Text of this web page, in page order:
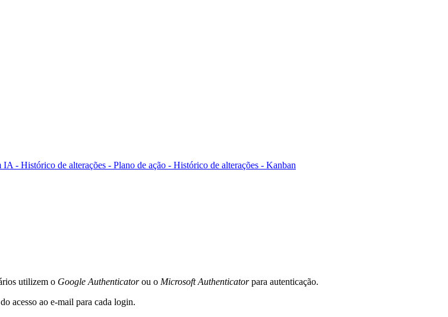
IA - Histórico de alterações - Plano de ação - Histórico de alterações - Kanban
utilizem o Google Authenticatorou o Microsoft Authenticatorpara autenticação.
acesso ao e-mail para cada login.